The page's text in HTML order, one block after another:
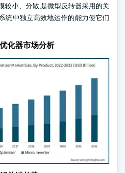
较小、分散,是微型反转器采用的关
统中独立高效地运作的能力使它们
化器市场分析